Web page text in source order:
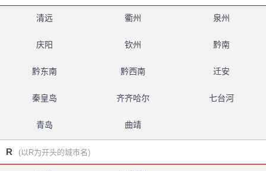
清远 衢州 泉州
庆阳 钦州 黔南
黔东南 黔西南 迁安
秦皇岛 齐齐哈尔 七台河
青岛 曲靖
R (以R为开头的城市名)